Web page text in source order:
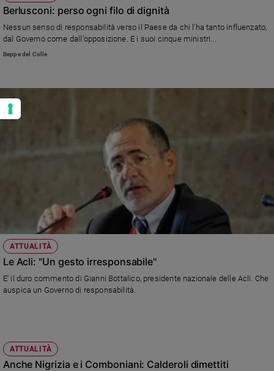
Berlusconi: perso ogni filo di dignità
Nessun senso di responsabilità verso il Paese da chi l'ha tanto influenzato,
dal Governo come dall'opposizione. E i suoi cinque ministri...
Beppe del Colle
ATTUALITÀ
Le Acli: "Un gesto irresponsabile"
E' il duro commento di Gianni Bottalico, presidente nazionale delle Acli. Che
auspica un Governo di responsabilità.
ATTUALITÀ
Anche Nigrizia e i Comboniani: Calderoli dimettiti